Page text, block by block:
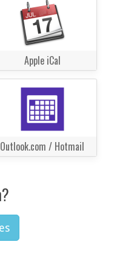
Apple iCal
Outlook.com / Hotmail